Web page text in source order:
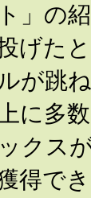
」の
げた
が跳
に多
クス
得で